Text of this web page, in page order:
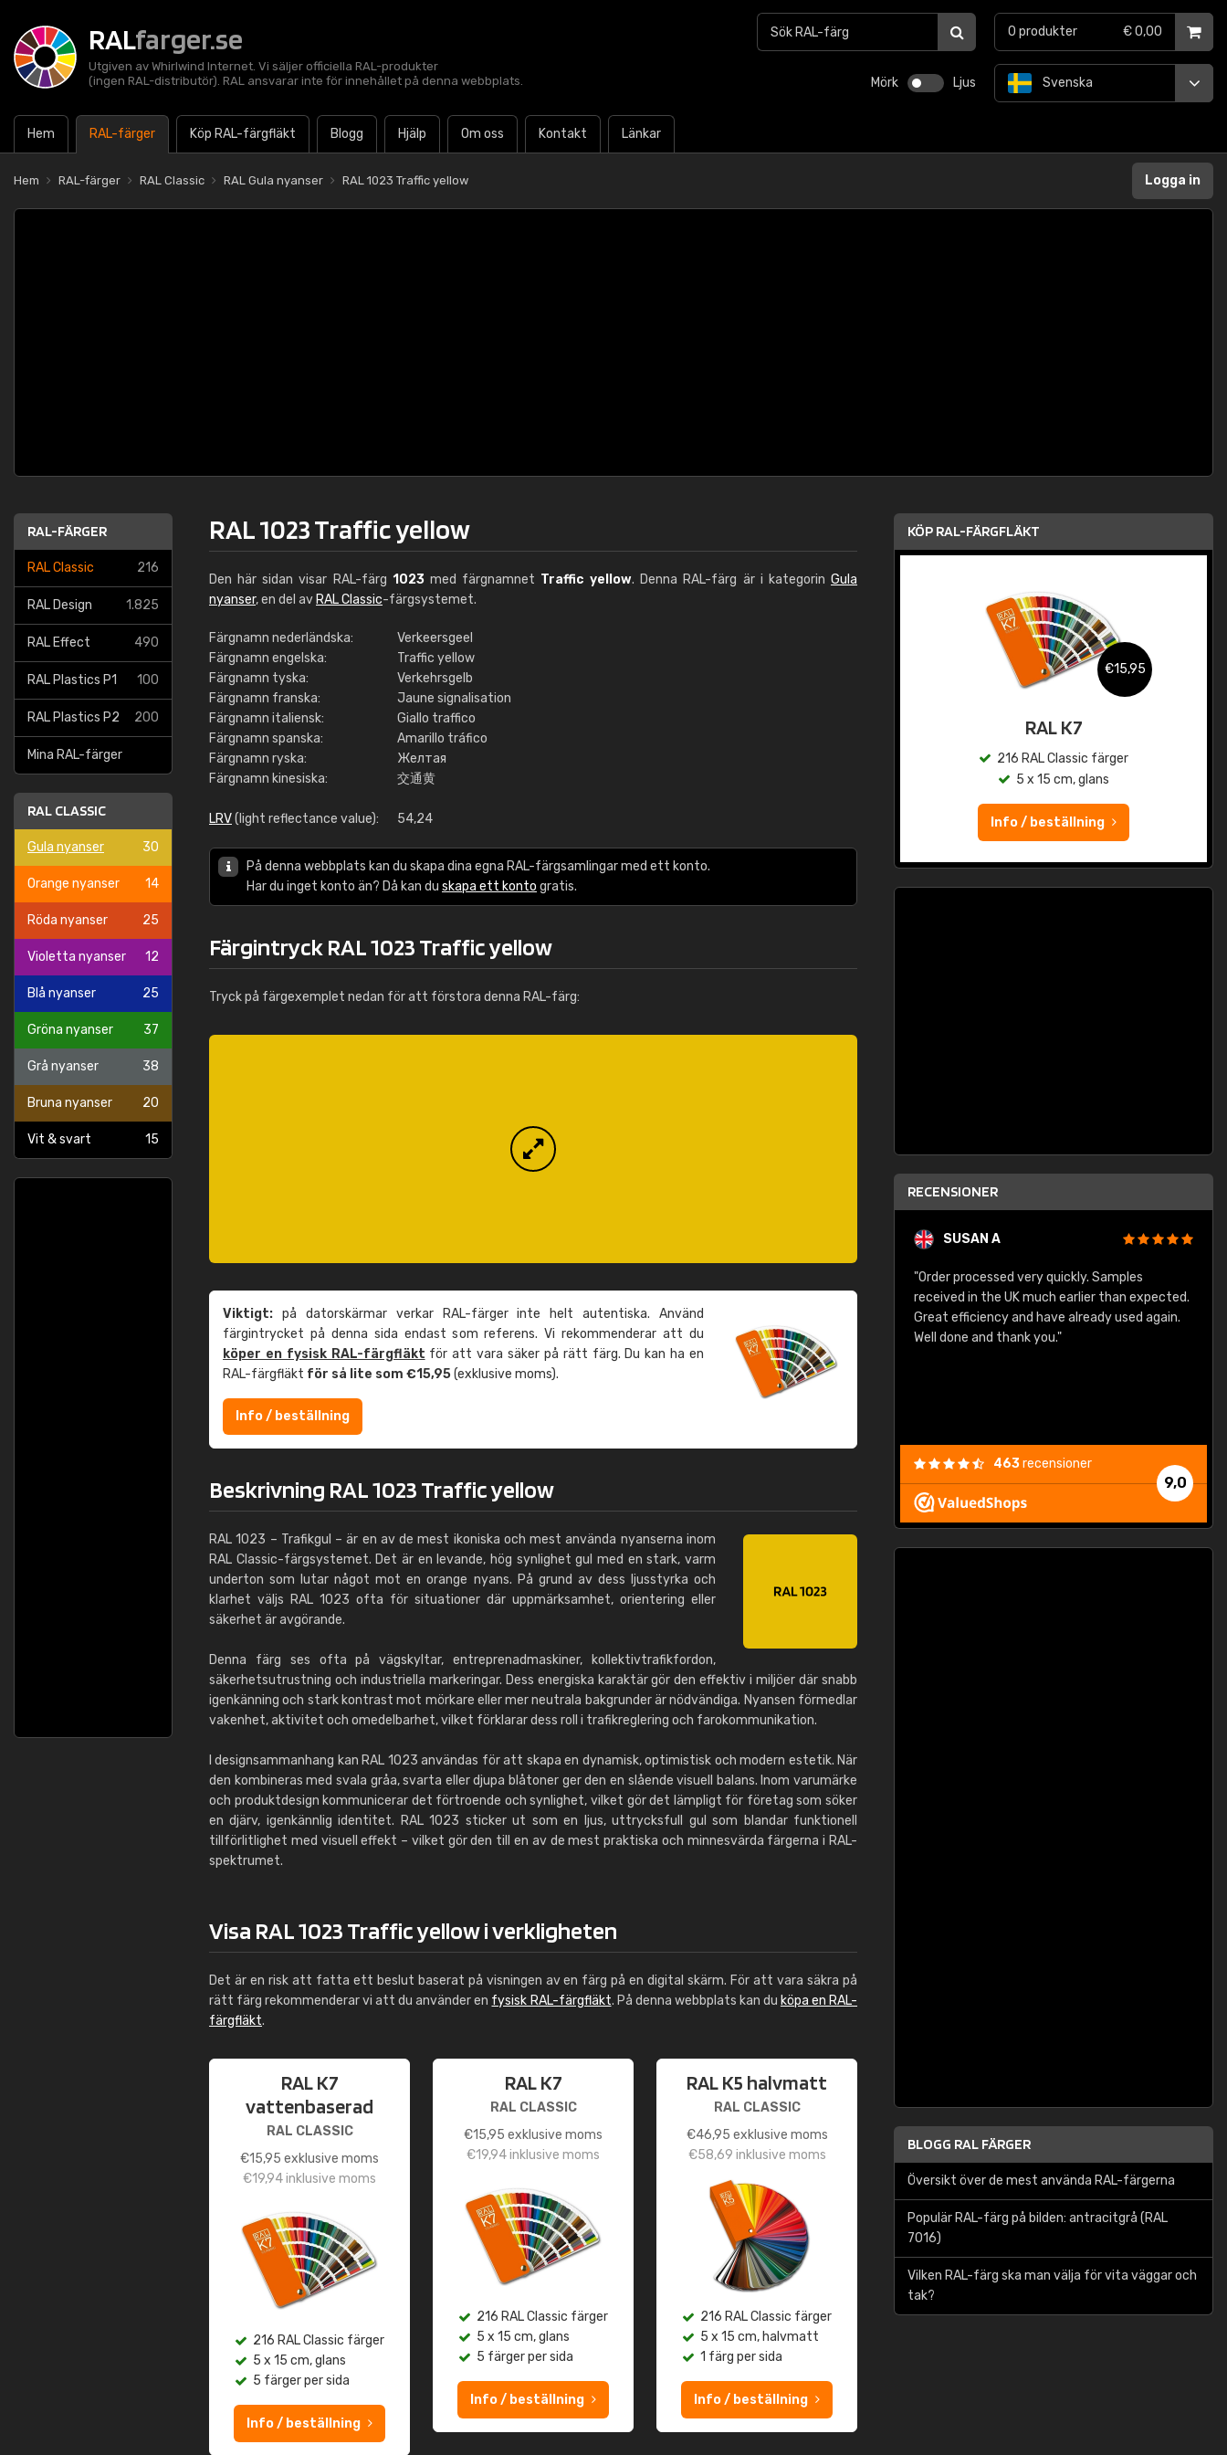
RALfarger.se
Utgiven av Whirlwind Internet. Vi säljer officiella RAL-produkter
(ingen RAL-distributör). RAL ansvarar inte för innehållet på denna webbplats.
Mörk Ljus
Hem RAL-färger Köp RAL-färgfläkt Blogg Hjälp Om oss Kontakt Länkar
Svenska
0 produkter € 0,00
Hem RAL-färger RAL Classic RAL Gula nyanser RAL 1023 Traffic yellow Logga in
RAL-FÄRGER
RAL Classic 216
RAL Design 1.825
RAL Effect 490
RAL Plastics P1 100
RAL Plastics P2 200
Mina RAL-färger
RAL CLASSIC
Gula nyanser 30
Orange nyanser 14
Röda nyanser 25
Violetta nyanser 12
Blå nyanser 25
Gröna nyanser 37
Grå nyanser 38
Bruna nyanser 20
Vit & svart 15
RAL 1023 Traffic yellow
Den här sidan visar RAL-färg 1023med färgnamnet Traffic yellow. Denna RAL-färg är i kategorinGula
nyanser, en del av RAL Classic-färgsystemet.
Färgnamn nederländska:
Verkeersgeel
Färgnamn engelska:
Traffic yellow
Färgnamn tyska:
Verkehrsgelb
Färgnamn franska:
Jaune signalisation
Färgnamn italiensk:
Giallo traffico
Färgnamn spanska:
Amarillo tráfico
Färgnamn ryska:
Желтая
Färgnamn kinesiska:
交通黄
LRV(light reflectance value): 54,24
På denna webbplats kan du skapa dina egna RAL-färgsamlingar med ett konto.
Har du inget konto än? Då kan du skapa ett konto gratis.
Färgintryck RAL 1023 Traffic yellow
Tryck på färgexemplet nedan för att förstora denna RAL-färg:
Viktigt: på datorskärmar verkar RAL-färger inte helt autentiska. Använd
färgintrycket på denna sida endast som referens. Vi rekommenderar att du
köper en fysisk RAL-färgfläkt för att vara säker på rätt färg. Du kan ha en
RAL-färgfläkt för så lite som €15,95(exklusive moms).
Info / beställning
Beskrivning RAL 1023 Traffic yellow
RAL 1023 – Trafikgul – är en av de mest ikoniska och mest använda nyanserna inom
RAL Classic-färgsystemet. Det är en levande, hög synlighet gul med en stark, varm
underton som lutar något mot en orange nyans. På grund av dess ljusstyrka och
klarhet väljs RAL 1023 ofta för situationer där uppmärksamhet, orientering eller
säkerhet är avgörande.
Denna färg ses ofta på vägskyltar, entreprenadmaskiner, kollektivtrafikfordon,
säkerhetsutrustning och industriella markeringar. Dess energiska karaktär gör den effektiv i miljöer där snabb
igenkänning och stark kontrast mot mörkare eller mer neutrala bakgrunder är nödvändiga. Nyansen förmedlar
vakenhet, aktivitet och omedelbarhet, vilket förklarar dess roll i trafikreglering och farokommunikation.
I designsammanhang kan RAL 1023 användas för att skapa en dynamisk, optimistisk och modern estetik. När
den kombineras med svala gråa, svarta eller djupa blåtoner ger den en slående visuell balans. Inom varumärke
och produktdesign kommunicerar det förtroende och synlighet, vilket gör det lämpligt för företag som söker
en djärv, igenkännlig identitet. RAL 1023 sticker ut som en ljus, uttrycksfull gul som blandar funktionell
tillförlitlighet med visuell effekt – vilket gör den till en av de mest praktiska och minnesvärda färgerna i RAL-
spektrumet.
Visa RAL 1023 Traffic yellow i verkligheten
Det är en risk att fatta ett beslut baserat på visningen av en färg på en digital skärm. För att vara säkra på
rätt färg rekommenderar vi att du använder en fysisk RAL-färgfläkt. På denna webbplats kan du köpa en RAL-
färgfläkt.
RAL K7
vattenbaserad
RAL CLASSIC
€15,95 exklusive moms
€19,94inklusive moms
216 RAL Classic färger
5 x 15 cm, glans
5 färger per sida
Info / beställning
RAL K7
RAL CLASSIC
€15,95 exklusive moms
€19,94inklusive moms
216 RAL Classic färger
5 x 15 cm, glans
5 färger per sida
Info / beställning
RAL K5 halvmatt
RAL CLASSIC
€46,95 exklusive moms
€58,69 inklusive moms
216 RAL Classic färger
5 x 15 cm, halvmatt
1 färg per sida
Info / beställning
KÖP RAL-FÄRGFLÄKT
€15,95
RAL K7
216 RAL Classic färger
5 x 15 cm, glans
Info / beställning
RECENSIONER
SUSAN A
"Order processed very quickly. Samples
received in the UK much earlier than expected.
Great efficiency and have already used again.
Well done and thank you."
9,0
463recensioner
BLOGG RAL FÄRGER
Översikt över de mest använda RAL-färgerna
Populär RAL-färg på bilden: antracitgrå (RAL
7016)
Vilken RAL-färg ska man välja för vita väggar och
tak?